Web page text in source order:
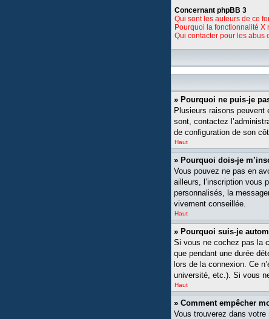
Concernant phpBB 3
Qui sont les auteurs de ce
Pourquoi la fonctionnalité X
Qui contacter pour les abus
» Pourquoi ne puis-je
Plusieurs raisons peuvent
sont, contactez
de configuration de son
Haut
» Pourquoi dois-je
Vous pouvez ne pas en
ailleurs, l’inscription vous
personnalisés, la
vivement conseillée.
Haut
» Pourquoi suis-je
Si vous ne cochez pas la
que pendant une durée
lors de la connexion. Ce
université, etc.). Si vous
Haut
» Comment empêcher
Vous trouverez dans votre